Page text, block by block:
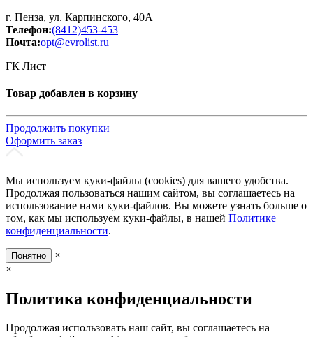
г. Пенза, ул. Карпинского, 40А
Телефон:(8412)453-453
Почта:opt@evrolist.ru
ГК Лист
Товар добавлен в корзину
Продолжить покупки
Оформить заказ
Мы используем куки-файлы (cookies) для вашего удобства.
Продолжая пользоваться нашим сайтом, вы соглашаетесь на
использование нами куки-файлов. Вы можете узнать больше о
том, как мы используем куки-файлы, в нашей Политике
конфиденциальности.
Понятно
×
×
Политика конфиденциальности
Продолжая использовать наш сайт, вы соглашаетесь на